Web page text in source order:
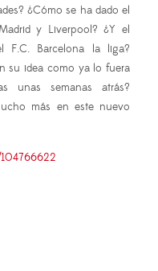
¿Cómo se ha dado el
y Liverpool? ¿Y el
F.C. Barcelona la liga?
su idea como ya lo fuera
unas semanas atrás?
más en este nuevo